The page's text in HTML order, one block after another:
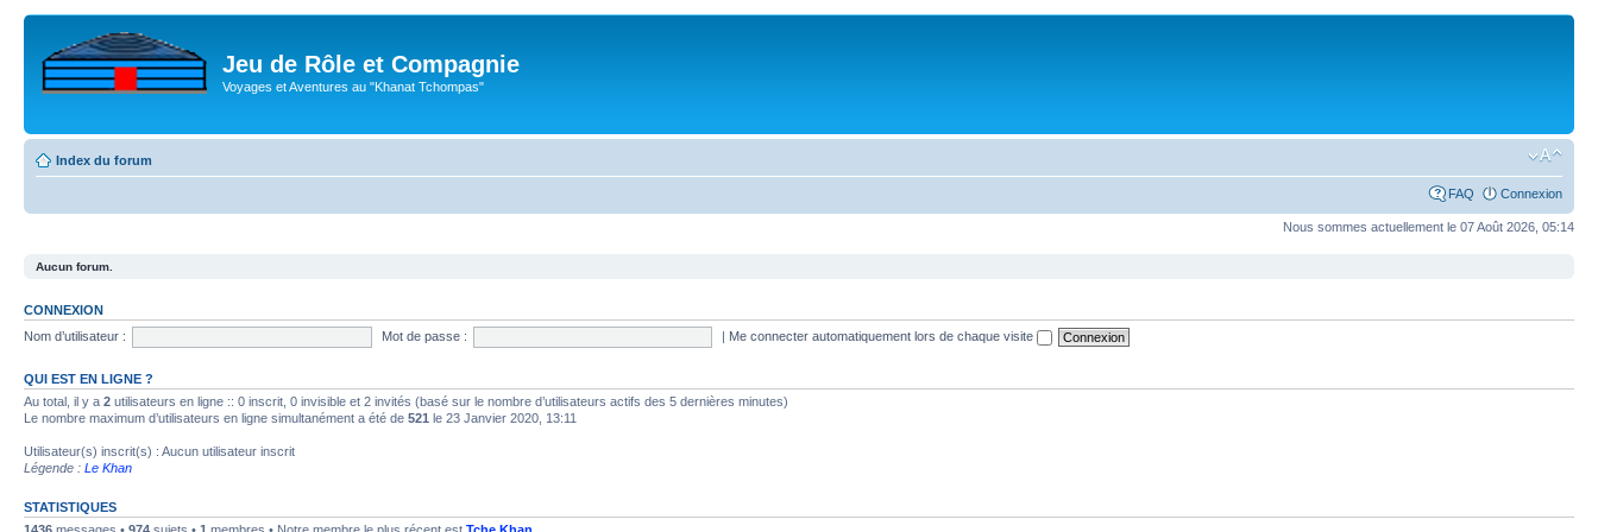
Jeu de Rôle et Compagnie
Voyages et Aventures au "Khanat Tchompas"
Index du forum
FAQ Connexion
Nous sommes actuellement le 07 Août 2026, 05:14
Aucun forum.
CONNEXION
Nom d’utilisateur :
Mot de passe : | Me connecter automatiquement lors de chaque visite
QUI EST EN LIGNE ?
Au total, il y a 2 utilisateurs en ligne :: 0 inscrit, 0 invisible et 2 invités (basé sur le nombre d’utilisateurs actifs des 5 dernières minutes)
Le nombre maximum d’utilisateurs en ligne simultanément a été de 521 le 23 Janvier 2020, 13:11
Utilisateur(s) inscrit(s) : Aucun utilisateur inscrit
Légende : Le Khan
STATISTIQUES